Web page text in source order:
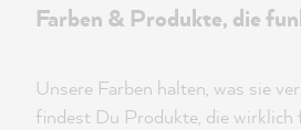
Farben & Produkte, die
Unsere Farben halten, was sie
findest Du Produkte, die wirklich